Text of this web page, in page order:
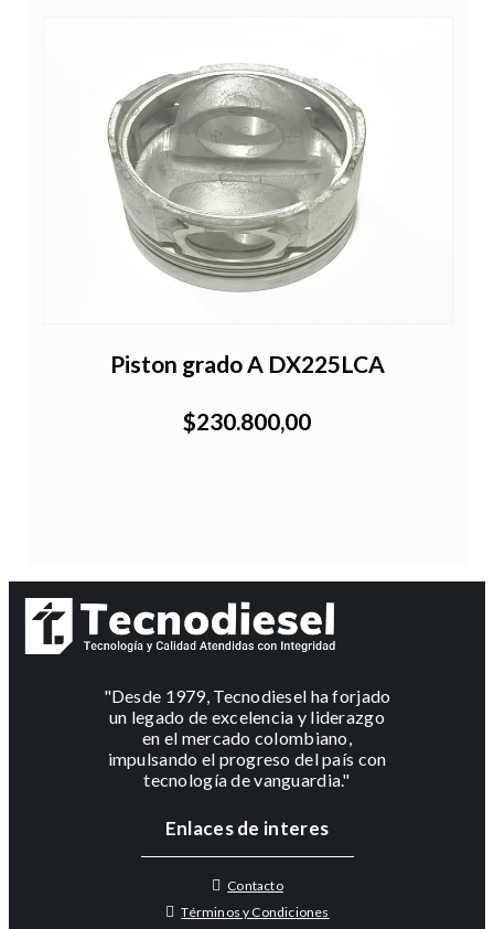
Piston grado A DX225LCA
$230.800,00
"Desde 1979, Tecnodiesel ha forjado
un legado de excelencia y liderazgo
en el mercado colombiano,
impulsando el progreso del país con
tecnología de vanguardia."
Enlaces de interes
Contacto
Términos y Condiciones